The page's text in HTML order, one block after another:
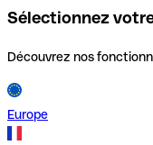
Sélectionnez
Découvrez nos
Europe